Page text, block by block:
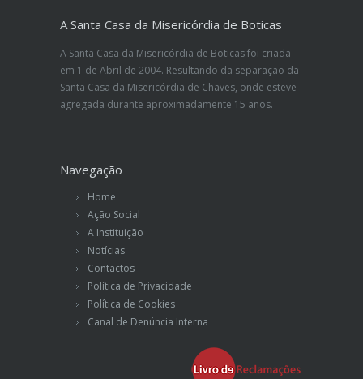
A Santa Casa da Misericórdia de Boticas
A Santa Casa da Misericórdia de Boticas foi criada
em 1 de Abril de 2004. Resultando da separação da
Santa Casa da Misericórdia de Chaves, onde esteve
agregada durante aproximadamente 15 anos.
Navegação
Home
Ação Social
A Instituição
Notícias
Contactos
Política de Privacidade
Política de Cookies
Canal de Denúncia Interna